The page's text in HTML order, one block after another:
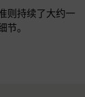
则持续了大约一
。